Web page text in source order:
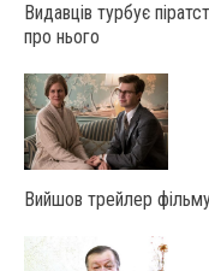
Видавців турбує
про нього
Вийшов трейлер